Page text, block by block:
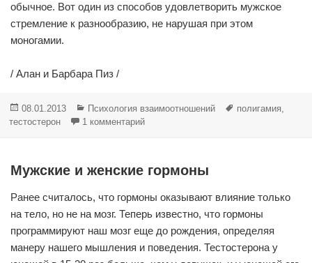
обычное. Вот один из способов удовлетворить мужское
стремление к разнообразию, не нарушая при этом
моногамии.
/ Алан и Барбара Пиз /
Опубликовано
08.01.2013 Рубрики
Психология взаимоотношений Метки
полигамия,
тестостерон
1 комментарийк записи Моногамия и полигамия
Мужские и женские гормоны
Ранее считалось, что гормоны оказывают влияние только
на тело, но не на мозг. Теперь известно, что гормоны
программируют наш мозг еще до рождения, определяя
манеру нашего мышления и поведения. Тестостерона у